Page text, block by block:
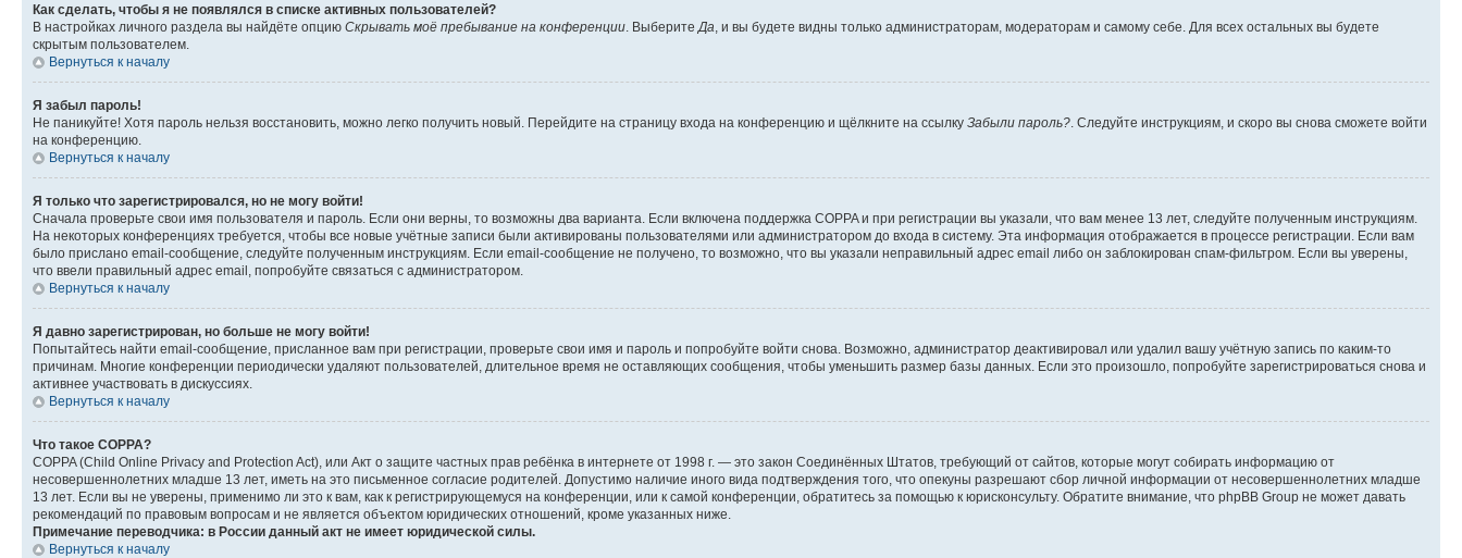
Как сделать, чтобы я не появлялся в списке активных пользователей?
В настройках личного раздела вы найдёте опцию Скрывать моё пребывание на конференции . Выберите Да , и вы будете видны только администраторам, модераторам и самому себе. Для всех остальных вы будете
скрытым пользователем.
Вернуться к началу
Я забыл пароль!
Не паникуйте! Хотя пароль нельзя восстановить, можно легко получить новый. Перейдите на страницу входа на конференцию и щёлкните на ссылку Забыли пароль? . Следуйте инструкциям, и скоро вы снова сможете войти
на конференцию.
Вернуться к началу
Я только что зарегистрировался, но не могу войти!
Сначала проверьте свои имя пользователя и пароль. Если они верны, то возможны два варианта. Если включена поддержка COPPA и при регистрации вы указали, что вам менее 13 лет, следуйте полученным инструкциям.
На некоторых конференциях требуется, чтобы все новые учётные записи были активированы пользователями или администратором до входа в систему. Эта информация отображается в процессе регистрации. Если вам
было прислано email-сообщение, следуйте полученным инструкциям. Если email-сообщение не получено, то возможно, что вы указали неправильный адрес email либо он заблокирован спам-фильтром. Если вы уверены,
что ввели правильный адрес email, попробуйте связаться с администратором.
Вернуться к началу
Я давно зарегистрирован, но больше не могу войти!
Попытайтесь найти email-сообщение, присланное вам при регистрации, проверьте свои имя и пароль и попробуйте войти снова. Возможно, администратор деактивировал или удалил вашу учётную запись по каким-то
причинам. Многие конференции периодически удаляют пользователей, длительное время не оставляющих сообщения, чтобы уменьшить размер базы данных. Если это произошло, попробуйте зарегистрироваться снова и
активнее участвовать в дискуссиях.
Вернуться к началу
Что такое COPPA?
COPPA (Child Online Privacy and Protection Act), или Акт о защите частных прав ребёнка в интернете от 1998 г. — это закон Соединённых Штатов, требующий от сайтов, которые могут собирать информацию от
несовершеннолетних младше 13 лет, иметь на это письменное согласие родителей. Допустимо наличие иного вида подтверждения того, что опекуны разрешают сбор личной информации от несовершеннолетних младше
13 лет. Если вы не уверены, применимо ли это к вам, как к регистрирующемуся на конференции, или к самой конференции, обратитесь за помощью к юрисконсульту. Обратите внимание, что phpBB Group не может давать
рекомендаций по правовым вопросам и не является объектом юридических отношений, кроме указанных ниже.
Примечание переводчика: в России данный акт не имеет юридической силы.
Вернуться к началу